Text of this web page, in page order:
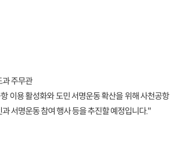
과 주무관
이용 활성화와 도민 서명운동 확산을 위해 사천공항
서명운동 참여 행사 등을 추진할 예정입니다."